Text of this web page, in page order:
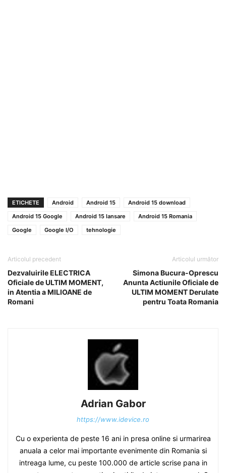
ETICHETE Android Android 15
Android 15 download
Android 15 Google
Android 15 lansare
Android 15 Romania
Google
Google I/O tehnologie
Articolul precedent
Dezvaluirile ELECTRICA
Oficiale de ULTIM MOMENT,
in Atentia a MILIOANE de
Romani
Articolul următor
Simona Bucura-Oprescu
Anunta Actiunile Oficiale de
ULTIM MOMENT Derulate
pentru Toata Romania
Adrian Gabor
https://www.idevice.ro
Cu o experienta de peste 16 ani in presa online si urmarirea
anuala a celor mai importante evenimente din Romania si
intreaga lume, cu peste 100.000 de article scrise pana in